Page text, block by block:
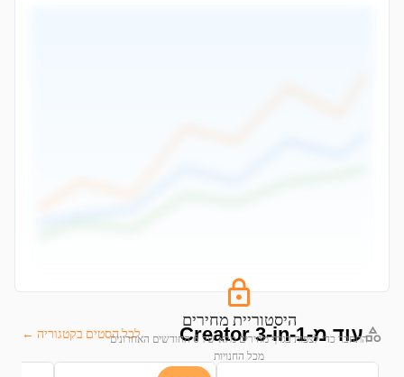
היסטוריית מחירים
התחבר כדי לצפות בגרף מחירים מלא של 6 החודשים האחרונים
מכל החנויות
עוד מ-Creator 3-in-1 לכל הסטים בקטגוריה ←